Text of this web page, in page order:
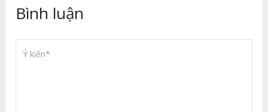
Bình luận